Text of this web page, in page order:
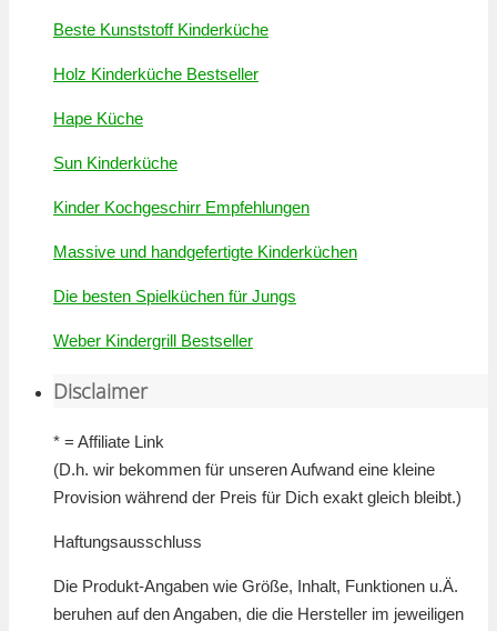
Beste Kunststoff Kinderküche
Holz Kinderküche Bestseller
Hape Küche
Sun Kinderküche
Kinder Kochgeschirr Empfehlungen
Massive und handgefertigte Kinderküchen
Die besten Spielküchen für Jungs
Weber Kindergrill Bestseller
Disclaimer
* = Affiliate Link
(D.h. wir bekommen für unseren Aufwand eine kleine
Provision während der Preis für Dich exakt gleich bleibt.)
Haftungsausschluss
Die Produkt-Angaben wie Größe, Inhalt, Funktionen u.Ä.
beruhen auf den Angaben, die die Hersteller im jeweiligen